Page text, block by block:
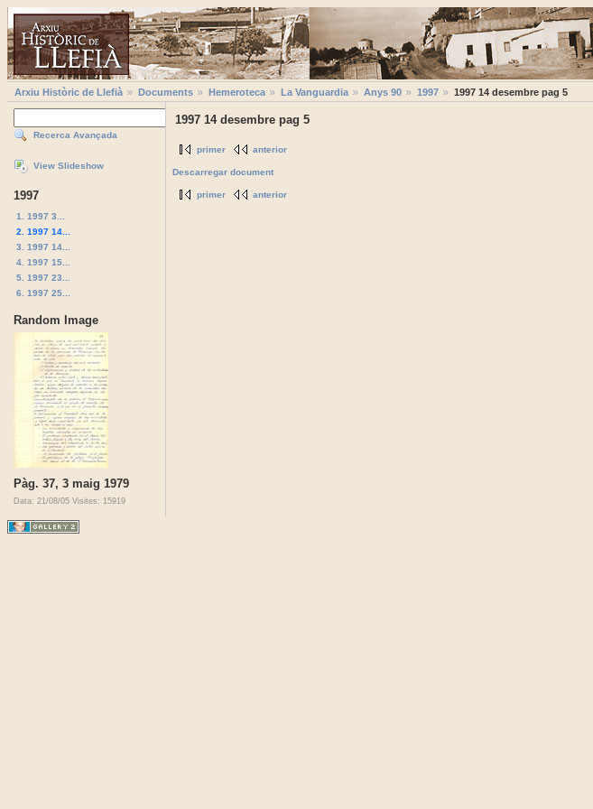
Arxiu Històric de Llefià Documents Hemeroteca La Vanguardia Anys 90 1997 1997 14 desembre pag 5
Recerca Avançada
View Slideshow
1997
1. 1997 3...
2. 1997 14...
3. 1997 14...
4. 1997 15...
5. 1997 23...
6. 1997 25...
Random Image
Pàg. 37, 3 maig 1979
Data: 21/08/05 Visites: 15919
1997 14 desembre pag 5
primer anterior
Descarregar document
primer anterior